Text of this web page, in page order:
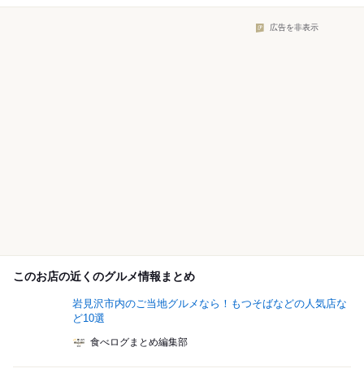
広告を非表示
このお店の近くのグルメ情報まとめ
岩見沢市内のご当地グルメなら！もつそばなどの人気店な
ど10選
食べログまとめ編集部